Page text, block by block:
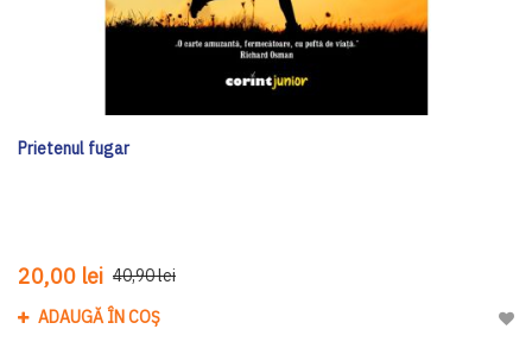
Prietenul fugar
20,00 lei 40,90 lei
ADAUGĂ ÎN COȘ